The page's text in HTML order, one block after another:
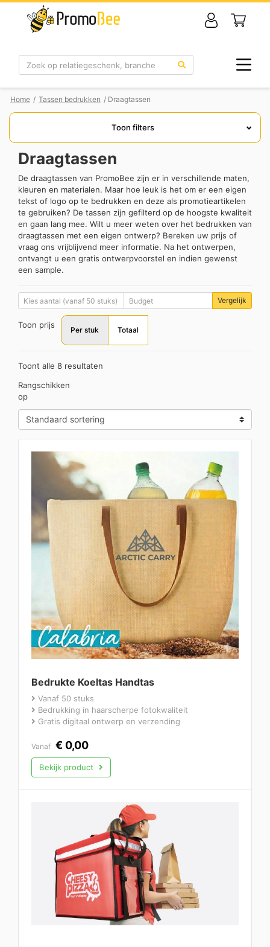
Zoek
Home / Tassen bedrukken / Draagtassen
Toon filters
Draagtassen
De draagtassen van PromoBee zijn er in verschillende maten,
kleuren en materialen. Maar hoe leuk is het om er een eigen
tekst of logo op te bedrukken en deze als promotieartikelen
te gebruiken? De tassen zijn gefilterd op de hoogste kwaliteit
en gaan lang mee. Wilt u meer weten over het bedrukken van
draagtassen met een eigen ontwerp? Bereken uw prijs of
vraag ons vrijblijvend meer informatie. Na het ontwerpen,
ontvangt u een gratis ontwerpvoorstel en indien gewenst
een sample.
Vergelijk
Toon prijs
Per stuk Totaal
Toont alle 8 resultaten
Rangschikken
op
Bedrukte Koeltas Handtas
Vanaf 50 stuks
Bedrukking in haarscherpe fotokwaliteit
Gratis digitaal ontwerp en verzending
Vanaf € 0,00
Bekijk product